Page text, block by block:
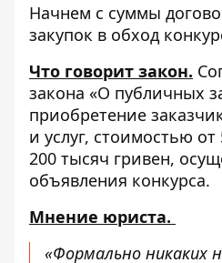
Начнем с суммы
закупок в обход
Что говорит закон.
закона «О публичных
приобретение
и услуг, стоимостью
200 тысяч гривен,
объявления конкурса.
Мнение юриста.
«Формально никаких